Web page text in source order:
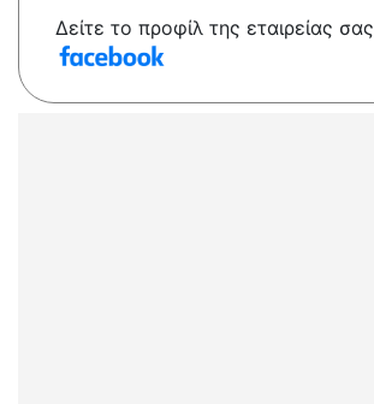
Δείτε το προφίλ της εταιρείας σας